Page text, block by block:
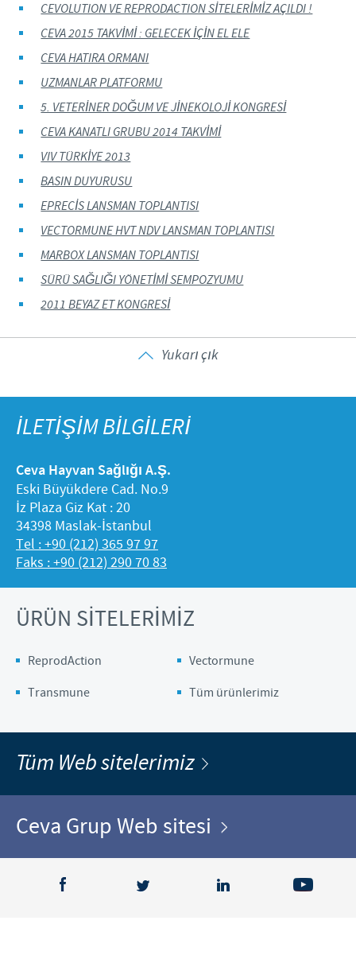
CEVOLUTION VE REPRODACTION SİTELERİMİZ AÇILDI !
CEVA 2015 TAKVİMİ : GELECEK İÇİN EL ELE
CEVA HATIRA ORMANI
UZMANLAR PLATFORMU
5. VETERİNER DOĞUM VE JİNEKOLOJİ KONGRESİ
CEVA KANATLI GRUBU 2014 TAKVİMİ
VIV TÜRKİYE 2013
BASIN DUYURUSU
EPRECİS LANSMAN TOPLANTISI
VECTORMUNE HVT NDV LANSMAN TOPLANTISI
MARBOX LANSMAN TOPLANTISI
SÜRÜ SAĞLIĞI YÖNETİMİ SEMPOZYUMU
2011 BEYAZ ET KONGRESİ
Yukarı çık
İLETİŞİM BİLGİLERİ
Ceva Hayvan Sağlığı A.Ş.
Eski Büyükdere Cad. No.9
İz Plaza Giz Kat : 20
34398 Maslak-İstanbul
Tel : +90 (212) 365 97 97
Faks : +90 (212) 290 70 83
ÜRÜN SİTELERİMİZ
ReprodAction
Vectormune
Transmune
Tüm ürünlerimiz
Tüm Web sitelerimiz
Ceva Grup Web sitesi